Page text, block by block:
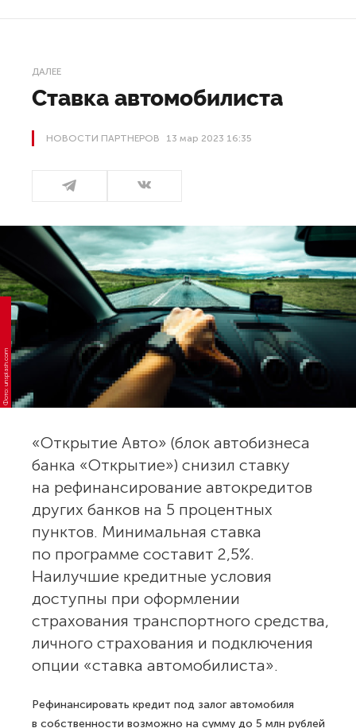
ДАЛЕЕ
Ставка автомобилиста
НОВОСТИ ПАРТНЕРОВ 13 мар 2023 16:35
Фото: unsplash.com
«Открытие Авто» (блок автобизнеса
банка «Открытие») снизил ставку
на рефинансирование автокредитов
других банков на 5 процентных
пунктов. Минимальная ставка
по программе составит 2,5%.
Наилучшие кредитные условия
доступны при оформлении
страхования транспортного средства,
личного страхования и подключения
опции «ставка автомобилиста».
Рефинансировать кредит под залог автомобиля
в собственности возможно на сумму до 5 млн рублей